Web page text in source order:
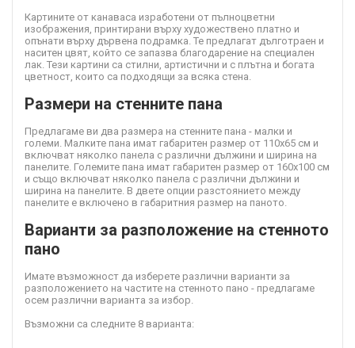
Картините от канаваса изработени от пълноцветни
изображения, принтирани върху художествено платно и
опънати върху дървена подрамка. Те предлагат дълготраен и
наситен цвят, който се запазва благодарение на специален
лак. Тези картини са стилни, артистични и с плътна и богата
цветност, които са подходящи за всяка стена.
Размери на стенните пана
Предлагаме ви два размера на стенните пана - малки и
големи. Малките пана имат габаритен размер от 110х65 см и
включват няколко панела с различни дължини и ширина на
панелите. Големите пана имат габаритен размер от 160х100 см
и също включват няколко панела с различни дължини и
ширина на панелите. В двете опции разстоянието между
панелите е включено в габаритния размер на паното.
Варианти за разположение на стенното
пано
Имате възможност да изберете различни варианти за
разположението на частите на стенното пано - предлагаме
осем различни варианта за избор.
Възможни са следните 8 варианта: